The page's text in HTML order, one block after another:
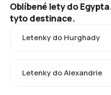
Oblíbené lety do
tyto destinace.
Letenky do Hurghady
Letenky do Alexandrie